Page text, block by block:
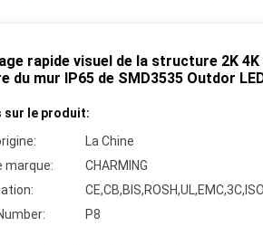
rapide visuel de la structure 2K 4K
du mur IP65 de SMD3535 Outdor
sur le produit:
La Chine
marque:
CHARMING
P8